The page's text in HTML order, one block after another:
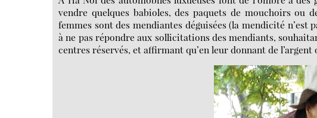
vendre quelques babioles, des paquets de mouchoirs ou
femmes sont des mendiantes déguisées (la mendicité
à ne pas répondre aux sollicitations des mendiants,
centres réservés, et affirmant qu’en leur donnant de